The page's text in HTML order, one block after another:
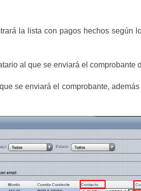
la lista con pagos hechos según
al que se enviará el comprobante
se enviará el comprobante,